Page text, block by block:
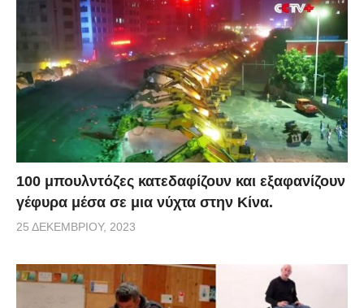
100 μπουλντόζες κατεδαφίζουν και εξαφανίζουν
γέφυρα μέσα σε μια νύχτα στην Κίνα.
25 ΔΕΚΕΜΒΡΊΟΥ, 2023